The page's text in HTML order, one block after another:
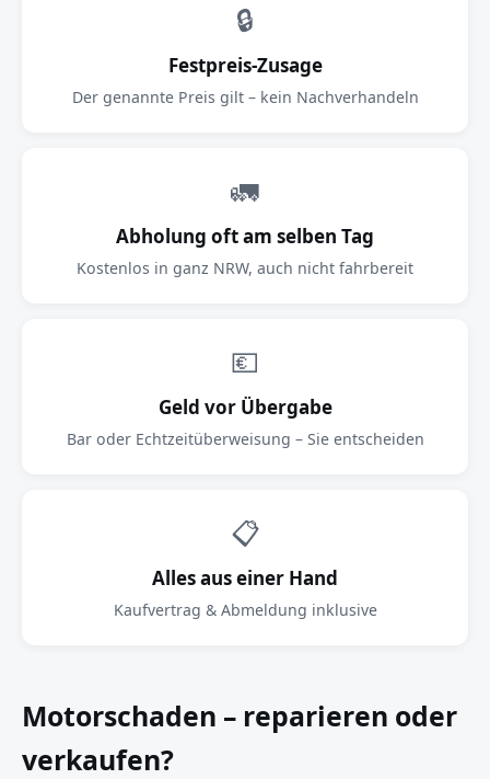
🔒
Festpreis-Zusage
Der genannte Preis gilt – kein Nachverhandeln
🚛
Abholung oft am selben Tag
Kostenlos in ganz NRW, auch nicht fahrbereit
💶
Geld vor Übergabe
Bar oder Echtzeitüberweisung – Sie entscheiden
📋
Alles aus einer Hand
Kaufvertrag & Abmeldung inklusive
Motorschaden – reparieren oder
verkaufen?